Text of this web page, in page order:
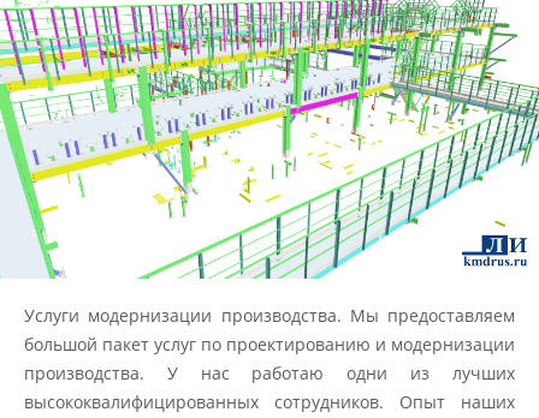
Услуги модернизации производства. Мы предоставляем
большой пакет услуг по проектированию и модернизации
производства. У нас работаю одни из лучших
высококвалифицированных сотрудников. Опыт наших